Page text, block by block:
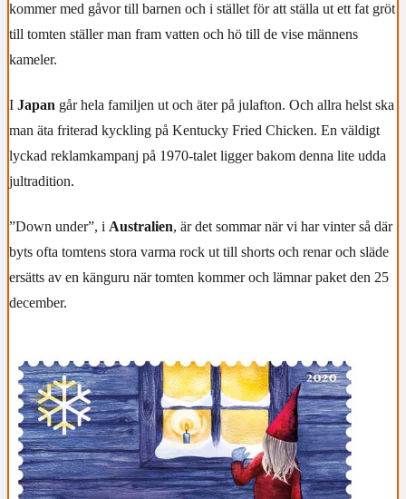
kommer med gåvor till barnen och i stället för att ställa ut ett fat gröt
till tomten ställer man fram vatten och hö till de vise männens
kameler.
I Japan går hela familjen ut och äter på julafton. Och allra helst ska
man äta friterad kyckling på Kentucky Fried Chicken. En väldigt
lyckad reklamkampanj på 1970-talet ligger bakom denna lite udda
jultradition.
”Down under”, i Australien, är det sommar när vi har vinter så där
byts ofta tomtens stora varma rock ut till shorts och renar och släde
ersätts av en känguru när tomten kommer och lämnar paket den 25
december.